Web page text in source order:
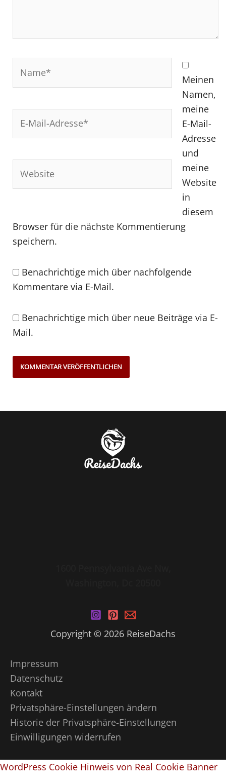
Mail-
Meinen
Namen,
meine
E-Mail-
Adresse
und
meine
Website
in
diesem
Browser für die nächste Kommentierung
speichern.
Benachrichtige mich über nachfolgende
Kommentare via E-Mail.
Benachrichtige mich über neue Beiträge via E-
Mail.
Copyright © 2026 ReiseDachs
Impressum
Datenschutz
Kontakt
Privatsphäre-Einstellungen ändern
Historie der Privatsphäre-Einstellungen
Einwilligungen widerrufen
WordPress Cookie Hinweis von Real Cookie Banner